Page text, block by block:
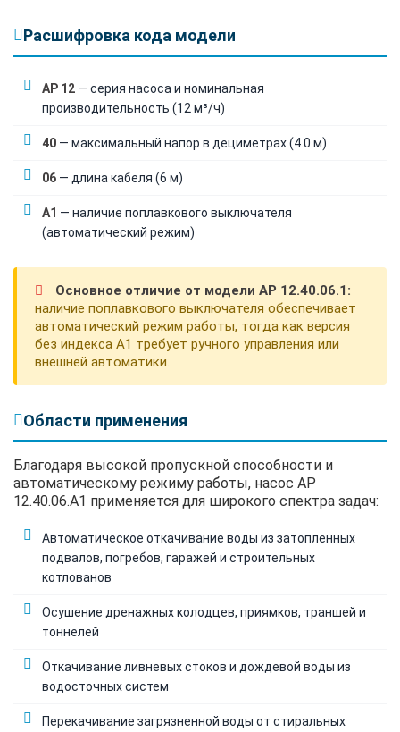
Расшифровка кода модели
AP 12 — серия насоса и номинальная
производительность (12 м³/ч)
40 — максимальный напор в дециметрах (4.0 м)
06 — длина кабеля (6 м)
A1 — наличие поплавкового выключателя
(автоматический режим)
Основное отличие от модели AP 12.40.06.1:
наличие поплавкового выключателя обеспечивает
автоматический режим работы, тогда как версия
без индекса A1 требует ручного управления или
внешней автоматики.
Области применения
Благодаря высокой пропускной способности и
автоматическому режиму работы, насос AP
12.40.06.A1 применяется для широкого спектра задач:
Автоматическое откачивание воды из затопленных
подвалов, погребов, гаражей и строительных
котлованов
Осушение дренажных колодцев, приямков, траншей и
тоннелей
Откачивание ливневых стоков и дождевой воды из
водосточных систем
Перекачивание загрязненной воды от стиральных